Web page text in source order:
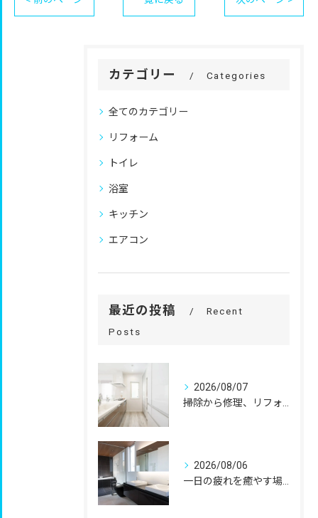
カテゴリー Categories
全てのカテゴリー
リフォーム
トイレ
浴室
キッチン
エアコン
最近の投稿
Recent
Posts
2026/08/07
2026/08/06